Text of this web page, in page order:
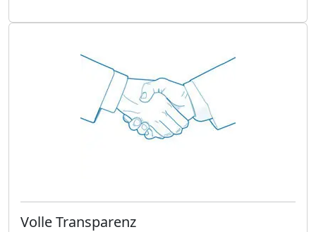
Volle Transparenz